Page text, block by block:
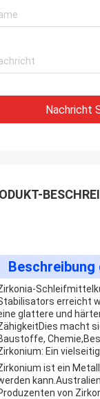
Nachricht
erreicht
glattere und
macht
Ein
ist ein
von